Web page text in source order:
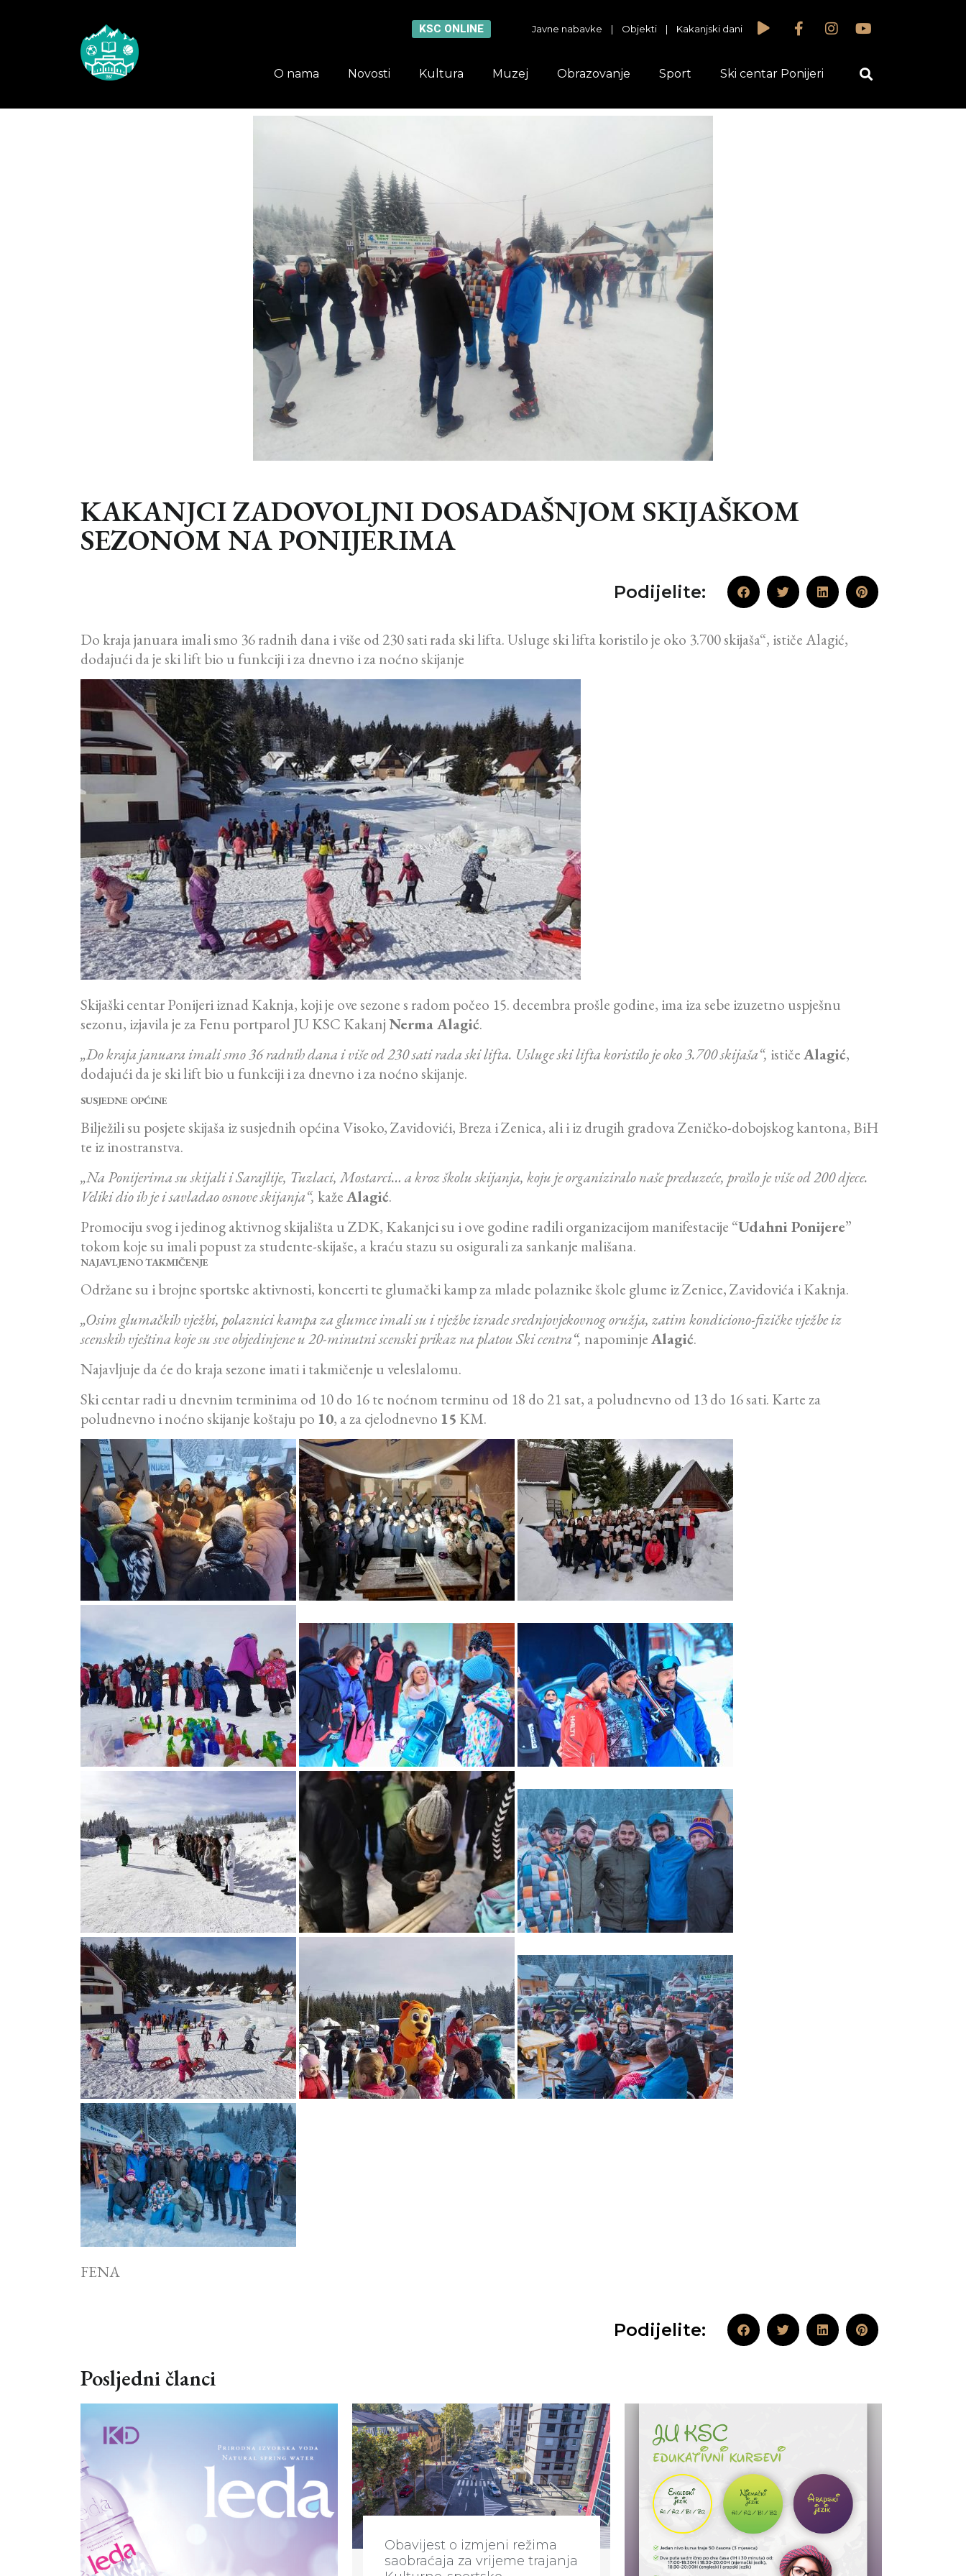
KSC ONLINE Javne nabavke | Objekti | Kakanjski dani
O nama Novosti Kultura Muzej Obrazovanje Sport Ski centar Ponijeri
KAKANJCI ZADOVOLJNI DOSADAŠNJOM SKIJAŠKOM
SEZONOM NA PONIJERIMA
Podijelite:
Do kraja januara imali smo 36 radnih dana i više od 230 sati rada ski lifta. Usluge ski lifta koristilo je oko 3.700 skijaša“, ističe Alagić,
dodajući da je ski lift bio u funkciji i za dnevno i za noćno skijanje
Skijaški centar Ponijeri iznad Kaknja, koji je ove sezone s radom počeo 15. decembra prošle godine, ima iza sebe izuzetno uspješnu
sezonu, izjavila je za Fenu portparol JU KSC KakanjNerma Alagić.
„Do kraja januara imali smo 36 radnih dana i više od 230 sati rada ski lifta. Usluge ski lifta koristilo je oko 3.700 skijaša“, ističeAlagić,
dodajući da je ski lift bio u funkciji i za dnevno i za noćno skijanje.
SUSJEDNE OPĆINE
Bilježili su posjete skijaša iz susjednih općina Visoko, Zavidovići, Breza i Zenica, ali i iz drugih gradova Zeničko-dobojskog kantona, BiH
te iz inostranstva.
„Na Ponijerima su skijali i Sarajlije, Tuzlaci, Mostarci… a kroz školu skijanja, koju je organiziralo naše preduzeće, prošlo je više od 200 djece.
Veliki dio ih je i savladao osnove skijanja“, kažeAlagić.
Promociju svog i jedinog aktivnog skijališta u ZDK, Kakanjci su i ove godine radili organizacijom manifestacije “Udahni Ponijere”
tokom koje su imali popust za studente-skijaše, a kraću stazu su osigurali za sankanje mališana.
NAJAVLJENO TAKMIČENJE
Održane su i brojne sportske aktivnosti, koncerti te glumački kamp za mlade polaznike škole glume iz Zenice, Zavidovića i Kaknja.
„Osim glumačkih vježbi, polaznici kampa za glumce imali su i vježbe izrade srednjovjekovnog oružja, zatim kondiciono-fizičke vježbe iz
scenskih vještina koje su sve objedinjene u 20-minutni scenski prikaz na platou Ski centra“, napominjeAlagić.
Najavljuje da će do kraja sezone imati i takmičenje u veleslalomu.
Ski centar radi u dnevnim terminima od 10 do 16 te noćnom terminu od 18 do 21 sat, a poludnevno od 13 do 16 sati. Karte za
poludnevno i noćno skijanje koštaju po 10, a za cjelodnevno 15 KM.
FENA
Podijelite:
Posljedni članci
Obavijest o izmjeni režima
saobraćaja za vrijeme trajanja